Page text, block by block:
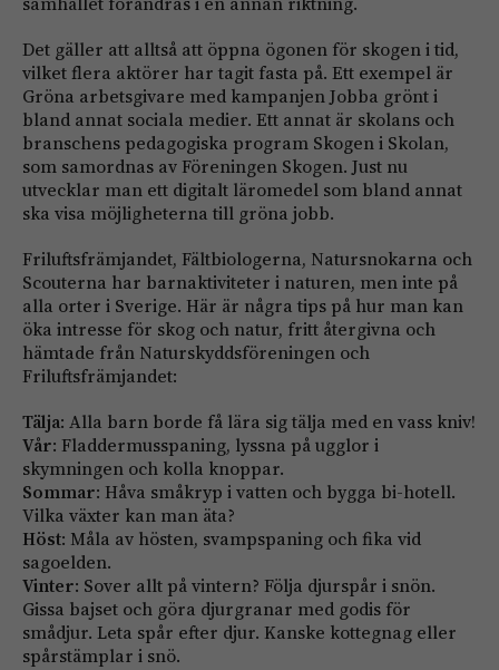
Det gäller att alltså att öppna ögonen för ­skogen i tid,
vilket flera aktörer har tagit fasta på. Ett exempel är
Gröna arbetsgivare med ­kampanjen Jobba grönt i
bland annat sociala medier. Ett annat är skolans och
branschens pedagogiska program Skogen i Skolan,
som samordnas av Föreningen Skogen. Just nu
utvecklar man ett digitalt läromedel som bland annat
ska visa möjligheterna till gröna jobb.
Friluftsfrämjandet, Fältbiologerna, Natursnokarna och
Scouterna har barnaktiviteter i naturen, men inte på
alla orter i Sverige. Här är några tips på hur man kan
öka intresse för skog och natur, fritt återgivna och
hämtade från Naturskyddsföreningen och
Friluftsfrämjandet:
Tälja: Alla barn borde få lära sig tälja med en vass kniv!
Vår: Fladdermusspaning, lyssna på ugglor i
skymningen och kolla knoppar.
Sommar: Håva småkryp i vatten och bygga bi-hotell.
Vilka växter kan man äta?
Höst: Måla av hösten, svampspaning och fika vid
sagoelden.
Vinter: Sover allt på vintern? Följa djurspår i snön.
Gissa bajset och göra djurgranar med godis för
smådjur. Leta spår efter djur. Kanske kotte­gnag eller
spårstämplar i snö.